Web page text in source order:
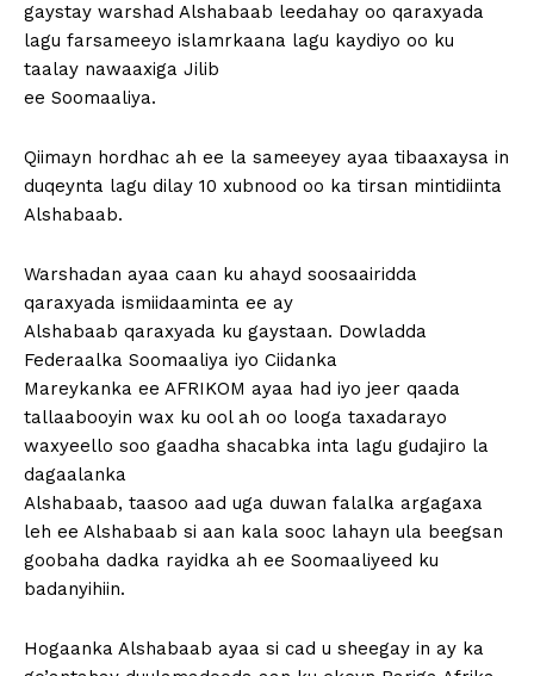
gaystay warshad Alshabaab leedahay oo qaraxyada
lagu farsameeyo islamrkaana lagu kaydiyo oo ku
taalay nawaaxiga Jilib
ee Soomaaliya.
Qiimayn hordhac ah ee la sameeyey ayaa tibaaxaysa in
duqeynta lagu dilay 10 xubnood oo ka tirsan mintidiinta
Alshabaab.
Warshadan ayaa caan ku ahayd soosaairidda
qaraxyada ismiidaaminta ee ay
Alshabaab qaraxyada ku gaystaan. Dowladda
Federaalka Soomaaliya iyo Ciidanka
Mareykanka ee AFRIKOM ayaa had iyo jeer qaada
tallaabooyin wax ku ool ah oo looga taxadarayo
waxyeello soo gaadha shacabka inta lagu gudajiro la
dagaalanka
Alshabaab, taasoo aad uga duwan falalka argagaxa
leh ee Alshabaab si aan kala sooc lahayn ula beegsan
goobaha dadka rayidka ah ee Soomaaliyeed ku
badanyihiin.
Hogaanka Alshabaab ayaa si cad u sheegay in ay ka